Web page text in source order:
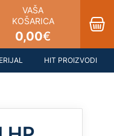
VAŠA
KOŠARICA
0,00€
HIT PROIZVODI